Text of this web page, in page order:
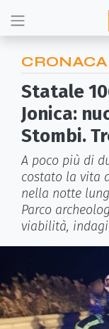
CRONACA
Statale
Jonica:
Stombi.
A poco più di
costato la vita
nella notte
Parco
viabilità,